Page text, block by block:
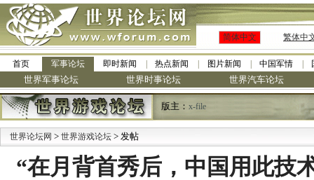
简体中文 繁体中
首页 军事论坛 即时新闻 热点新闻 图片新闻 中国军情
世界军事论坛 世界时事论坛 世界汽车论坛
版主： x-file
世界论坛网 > 世界游戏论坛 > 发帖
“在月背首秀后，中国用此技